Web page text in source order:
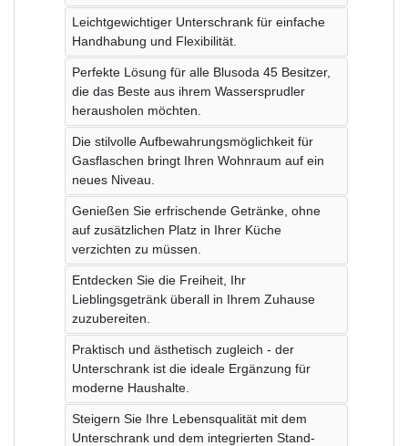
Leichtgewichtiger Unterschrank für einfache
Handhabung und Flexibilität.
Perfekte Lösung für alle Blusoda 45 Besitzer,
die das Beste aus ihrem Wassersprudler
herausholen möchten.
Die stilvolle Aufbewahrungsmöglichkeit für
Gasflaschen bringt Ihren Wohnraum auf ein
neues Niveau.
Genießen Sie erfrischende Getränke, ohne
auf zusätzlichen Platz in Ihrer Küche
verzichten zu müssen.
Entdecken Sie die Freiheit, Ihr
Lieblingsgetränk überall in Ihrem Zuhause
zuzubereiten.
Praktisch und ästhetisch zugleich - der
Unterschrank ist die ideale Ergänzung für
moderne Haushalte.
Steigern Sie Ihre Lebensqualität mit dem
Unterschrank und dem integrierten Stand-